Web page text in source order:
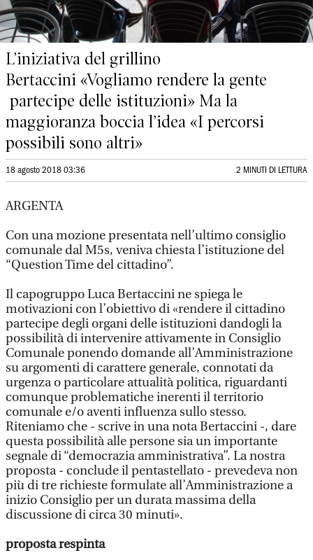
L’iniziativa del grillino
Bertaccini «Vogliamo rendere la gente
partecipe delle istituzioni» Ma la
maggioranza boccia l’idea «I percorsi
possibili sono altri»
18 agosto 2018 03:36 2 MINUTI DI LETTURA
ARGENTA
Con una mozione presentata nell’ultimo consiglio
comunale dal M5s, veniva chiesta l’istituzione del
“Question Time del cittadino”.
Il capogruppo Luca Bertaccini ne spiega le
motivazioni con l’obiettivo di «rendere il cittadino
partecipe degli organi delle istituzioni dandogli la
possibilità di intervenire attivamente in Consiglio
Comunale ponendo domande all’Amministrazione
su argomenti di carattere generale, connotati da
urgenza o particolare attualità politica, riguardanti
comunque problematiche inerenti il territorio
comunale e/o aventi influenza sullo stesso.
Riteniamo che - scrive in una nota Bertaccini -, dare
questa possibilità alle persone sia un importante
segnale di “democrazia amministrativa”. La nostra
proposta - conclude il pentastellato - prevedeva non
più di tre richieste formulate all’Amministrazione a
inizio Consiglio per un durata massima della
discussione di circa 30 minuti».
proposta respinta